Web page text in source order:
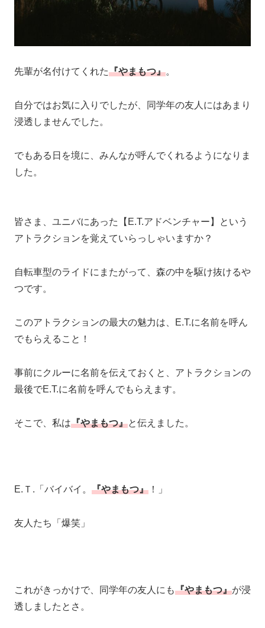
先輩が名付けてくれた『やまもつ』。
自分ではお気に入りでしたが、同学年の友人にはあまり
浸透しませんでした。
でもある日を境に、みんなが呼んでくれるようになりま
した。
皆さま、ユニバにあった【E.T.アドベンチャー】という
アトラクションを覚えていらっしゃいますか？
自転車型のライドにまたがって、森の中を駆け抜けるや
つです。
このアトラクションの最大の魅力は、E.T.に名前を呼ん
でもらえること！
事前にクルーに名前を伝えておくと、アトラクションの
最後でE.T.に名前を呼んでもらえます。
そこで、私は『やまもつ』と伝えました。
E.Ｔ.「バイバイ。 『やまもつ』 ！」
友人たち「爆笑」
これがきっかけで、同学年の友人にも『やまもつ』が浸
透しましたとさ。